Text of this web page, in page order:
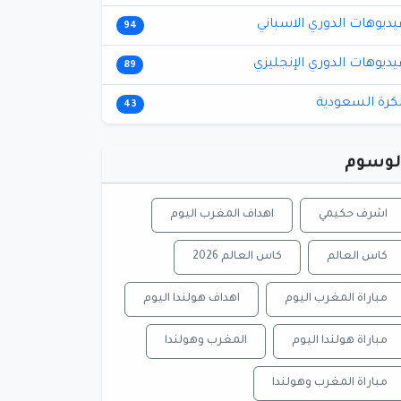
الدوري الاسباني 94
الدوري الإنجليزي 89
السعودية 43
اشرف حكيمي اهداف المغرب اليوم
كاس العالم كاس العالم 2026
مباراة المغرب اليوم اهداف هولندا اليوم
مباراة هولندا اليوم المغرب وهولندا
مباراة المغرب وهولندا